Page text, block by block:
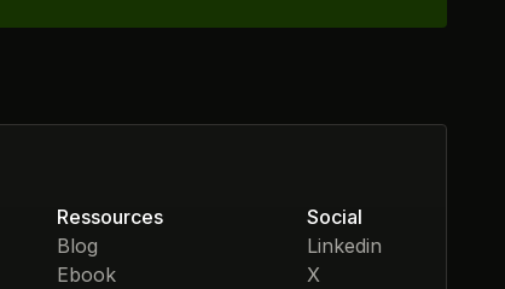
Ressources
Blog
Ebook
Social
Linkedin
X